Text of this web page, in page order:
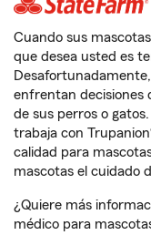
Cuando sus
que desea usted es
enfrentan decisiones
de sus perros o
trabaja con
calidad para
mascotas el cuidado
¿Quiere más
médico para